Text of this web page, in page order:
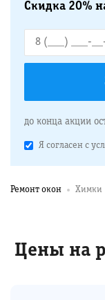
Скидка 20%
до конца акции
Я согласен с
Ремонт окон Химки
Цены на